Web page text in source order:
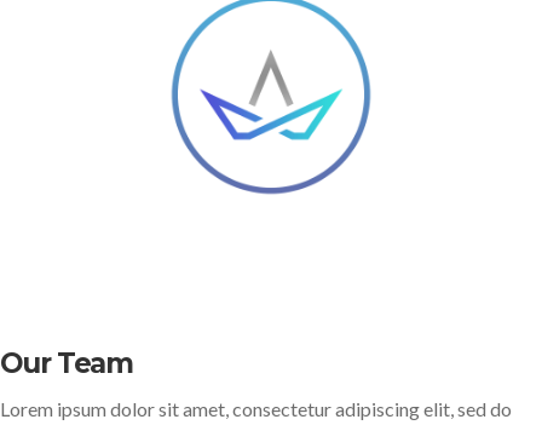
Our Team
Lorem ipsum dolor sit amet, consectetur adipiscing elit, sed do